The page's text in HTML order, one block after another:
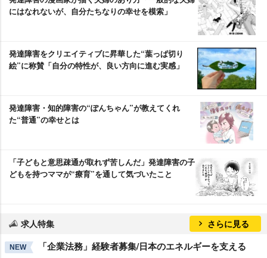
にはなれないが、自分たちなりの幸せを模索」
発達障害をクリエイティブに昇華した“葉っぱ切り
絵”に称賛「自分の特性が、良い方向に進む実感」
発達障害・知的障害の“ぽんちゃん”が教えてくれ
た“普通”の幸せとは
「子どもと意思疎通が取れず苦しんだ」発達障害の子
どもを持つママが“療育”を通して気づいたこと
求人特集 さらに見る
NEW 「企業法務」経験者募集/日本のエネルギーを支える